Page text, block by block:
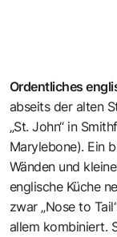
Ordentliches
abseits der alten
„St. John“ in
Marylebone). Ein
Wänden und
englische Küche
zwar „Nose to
allem kombiniert.